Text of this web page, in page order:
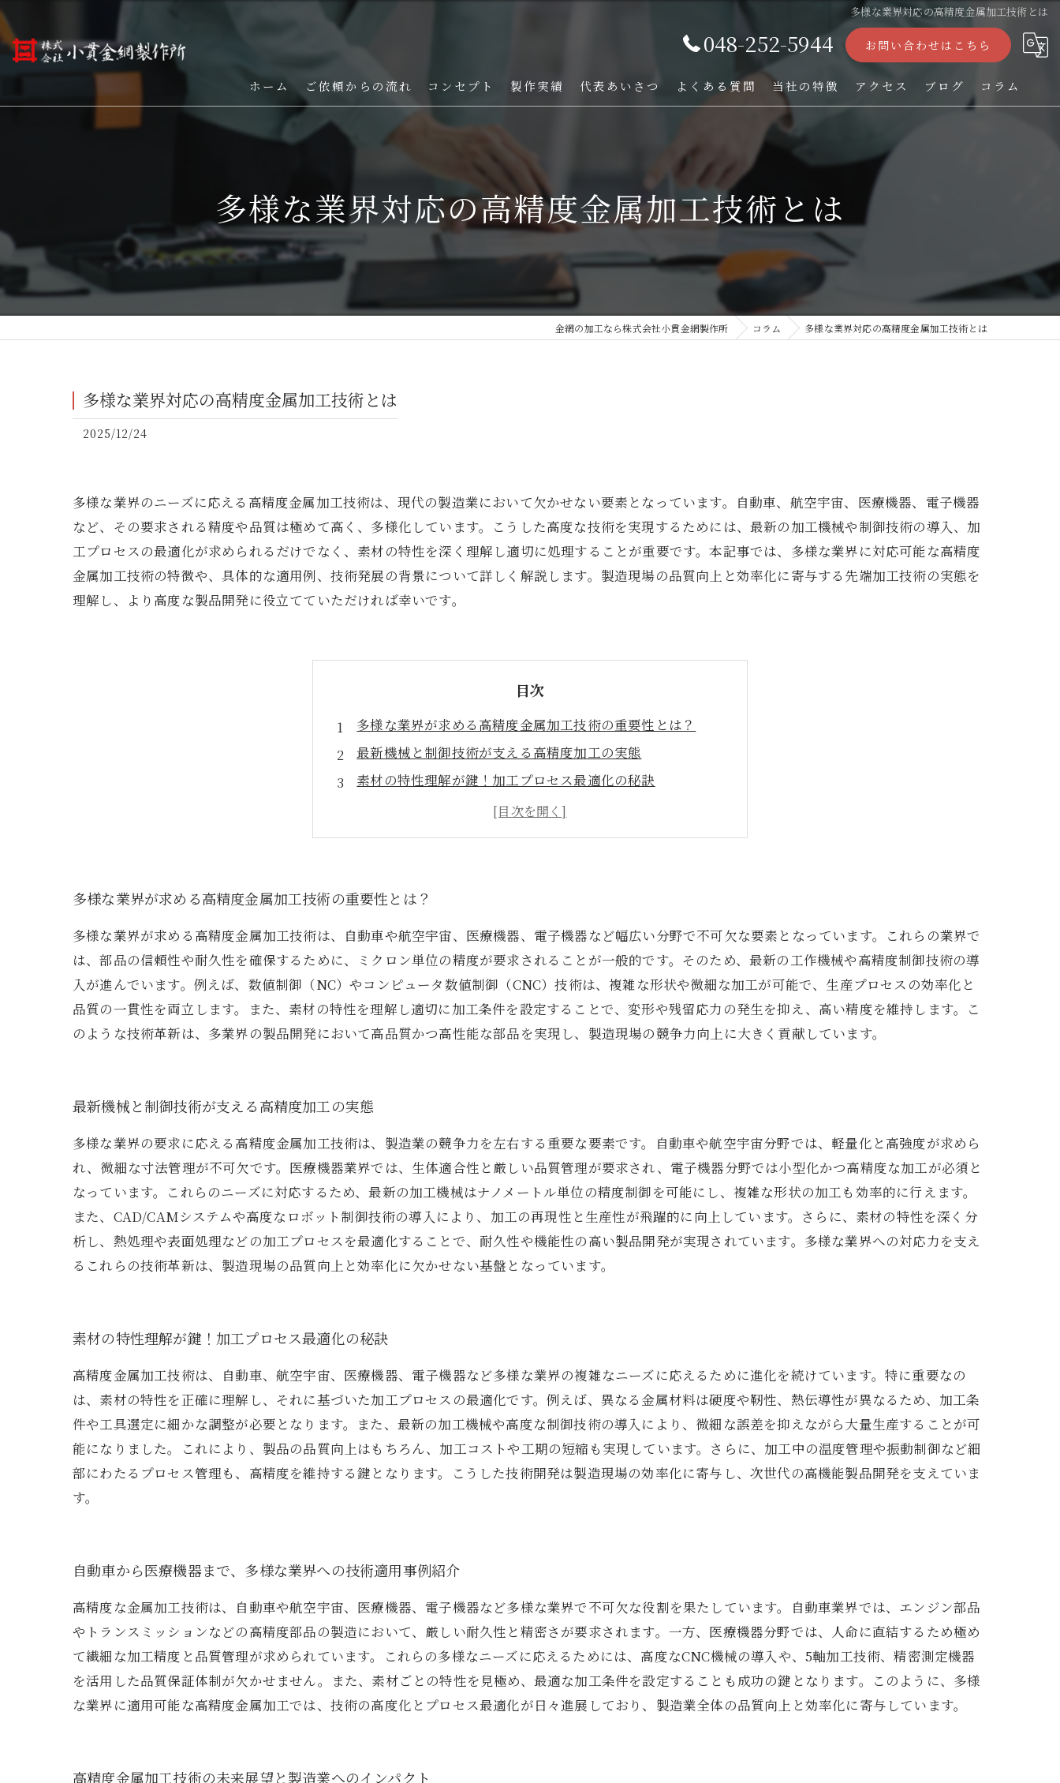
多様な業界対応の高精度金属加工技術とは
048-252-5944 お問い合わせはこちら
ホーム ご依頼からの流れ コンセプト 製作実績 代表あいさつ よくある質問 当社の特徴
ストレーナー
パンチング加工
オーダー
TIG溶接
アクセス ブログ コラム
多様な業界対応の高精度金属加工技術とは
金網の加工なら株式会社小貫金網製作所 コラム 多様な業界対応の高精度金属加工技術とは
多様な業界対応の高精度金属加工技術とは
2025/12/24
多様な業界のニーズに応える高精度金属加工技術は、現代の製造業において欠かせない要素となっています。自動車、航空宇宙、医療機器、電子機器
など、その要求される精度や品質は極めて高く、多様化しています。こうした高度な技術を実現するためには、最新の加工機械や制御技術の導入、加
工プロセスの最適化が求められるだけでなく、素材の特性を深く理解し適切に処理することが重要です。本記事では、多様な業界に対応可能な高精度
金属加工技術の特徴や、具体的な適用例、技術発展の背景について詳しく解説します。製造現場の品質向上と効率化に寄与する先端加工技術の実態を
理解し、より高度な製品開発に役立てていただければ幸いです。
目次
多様な業界が求める高精度金属加工技術の重要性とは？
最新機械と制御技術が支える高精度加工の実態
素材の特性理解が鍵！加工プロセス最適化の秘訣
自動車から医療機器まで、多様な業界への技術適用事例紹介
高精度金属加工技術の未来展望と製造業へのインパクト
現場で役立つ高精度加工技術のポイントと導入メリット
多様な業界が求める高精度金属加工技術の重要性とは？
多様な業界が求める高精度金属加工技術は、自動車や航空宇宙、医療機器、電子機器など幅広い分野で不可欠な要素となっています。これらの業界で
は、部品の信頼性や耐久性を確保するために、ミクロン単位の精度が要求されることが一般的です。そのため、最新の工作機械や高精度制御技術の導
入が進んでいます。例えば、数値制御（NC）やコンピュータ数値制御（CNC）技術は、複雑な形状や微細な加工が可能で、生産プロセスの効率化と
品質の一貫性を両立します。また、素材の特性を理解し適切に加工条件を設定することで、変形や残留応力の発生を抑え、高い精度を維持します。こ
のような技術革新は、多業界の製品開発において高品質かつ高性能な部品を実現し、製造現場の競争力向上に大きく貢献しています。
最新機械と制御技術が支える高精度加工の実態
多様な業界の要求に応える高精度金属加工技術は、製造業の競争力を左右する重要な要素です。自動車や航空宇宙分野では、軽量化と高強度が求めら
れ、微細な寸法管理が不可欠です。医療機器業界では、生体適合性と厳しい品質管理が要求され、電子機器分野では小型化かつ高精度な加工が必須と
なっています。これらのニーズに対応するため、最新の加工機械はナノメートル単位の精度制御を可能にし、複雑な形状の加工も効率的に行えます。
また、CAD/CAMシステムや高度なロボット制御技術の導入により、加工の再現性と生産性が飛躍的に向上しています。さらに、素材の特性を深く分
析し、熱処理や表面処理などの加工プロセスを最適化することで、耐久性や機能性の高い製品開発が実現されています。多様な業界への対応力を支え
るこれらの技術革新は、製造現場の品質向上と効率化に欠かせない基盤となっています。
素材の特性理解が鍵！加工プロセス最適化の秘訣
高精度金属加工技術は、自動車、航空宇宙、医療機器、電子機器など多様な業界の複雑なニーズに応えるために進化を続けています。特に重要なの
は、素材の特性を正確に理解し、それに基づいた加工プロセスの最適化です。例えば、異なる金属材料は硬度や靭性、熱伝導性が異なるため、加工条
件や工具選定に細かな調整が必要となります。また、最新の加工機械や高度な制御技術の導入により、微細な誤差を抑えながら大量生産することが可
能になりました。これにより、製品の品質向上はもちろん、加工コストや工期の短縮も実現しています。さらに、加工中の温度管理や振動制御など細
部にわたるプロセス管理も、高精度を維持する鍵となります。こうした技術開発は製造現場の効率化に寄与し、次世代の高機能製品開発を支えていま
す。
自動車から医療機器まで、多様な業界への技術適用事例紹介
高精度な金属加工技術は、自動車や航空宇宙、医療機器、電子機器など多様な業界で不可欠な役割を果たしています。自動車業界では、エンジン部品
やトランスミッションなどの高精度部品の製造において、厳しい耐久性と精密さが要求されます。一方、医療機器分野では、人命に直結するため極め
て繊細な加工精度と品質管理が求められています。これらの多様なニーズに応えるためには、高度なCNC機械の導入や、5軸加工技術、精密測定機器
を活用した品質保証体制が欠かせません。また、素材ごとの特性を見極め、最適な加工条件を設定することも成功の鍵となります。このように、多様
な業界に適用可能な高精度金属加工では、技術の高度化とプロセス最適化が日々進展しており、製造業全体の品質向上と効率化に寄与しています。
高精度金属加工技術の未来展望と製造業へのインパクト